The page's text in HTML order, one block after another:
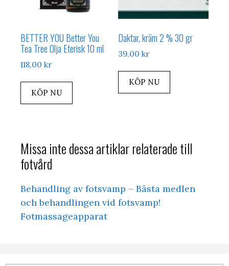
BETTER YOU Better You
Tea Tree Olja Eterisk 10 ml
118,00 kr
KÖP NU
Daktar, kräm 2 % 30 gr
39,00kr
KÖP NU
Missa inte dessa artiklar relaterade till
fotvård
Behandling av fotsvamp – Bästa medlen
och behandlingen vid fotsvamp!
Fotmassageapparat